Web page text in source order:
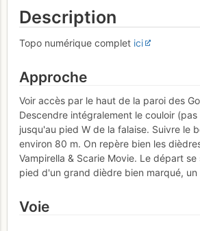
Description
Topo numérique complet ici
Approche
Voir accès par le haut de la paroi des
Descendre intégralement le couloir
jusqu'au pied W de la falaise. Suivre le
environ 80 m. On repère bien les
Vampirella & Scarie Movie. Le départ
pied d'un grand dièdre bien marqué,
Voie